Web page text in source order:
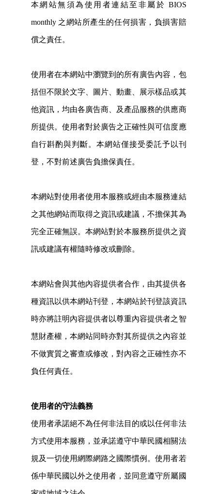
本網站無須為使用者連結至非屬於 BIOS
monthly 之網站所產生的任何損害，負損害賠
償之責任。
使用者在本網站中瀏覽到的所有廣告內容，包
括但不限於文字、圖片、動畫、展示樣品或其
他資訊，均由各廣告商、及產品服務的供應商
所提供。使用者對於廣告之正確性與可信度應
自行斟酌與判斷。本網站僅接受委託予以刊
登，不對前述廣告負擔保責任。
本網站對使用者使用本服務或經由本服務連結
之其他網站而取得之資訊或建議，不擔保其為
完全正確無誤。本網站對於本服務所提供之資
訊或建議有權隨時修改或刪除。
本網站會與其他內容提供者合作，由其提供各
種資訊以供本網站刊登，本網站於刊登該資訊
時亦將註明內容提供者以尊重內容提供者之智
慧財產權，本網站同時亦對其所提供之內容並
不做實質之審查或修改，對內容之正確性亦不
負任何責任。
使用者的守法義務
使用者承諾絕不為任何非法目的或以任何非法
方式使用本服務，並承諾遵守中華民國相關法
規及一切使用網際網路之國際慣例。使用者若
係中華民國以外之使用者，並同意遵守所屬國